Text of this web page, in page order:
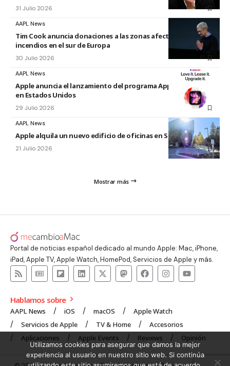
31 Julio 2026
AAPL News
Tim Cook anuncia donaciones a las zonas afectadas por los
incendios en el sur de Europa
30 Julio 2026
AAPL News
Apple anuncia el lanzamiento del programa Apple Upgrade
en Estados Unidos
29 Julio 2026
AAPL News
Apple alquila un nuevo edificio de oficinas en Sunnyvale
21 Julio 2026
Mostrar más
Portal de noticias español dedicado al mundo Apple: Mac, iPhone,
iPad, Apple TV, Apple Watch, HomePod, Servicios de Apple y más.
Hablamos sobre
AAPL News iOS macOS
Apple Watch
Servicios de Apple
TV & Home
Accesorios
Aplicaciones
Apple Events Reviews Opinión
Utilizamos cookies para asegurar que damos la mejor
experiencia al usuario en nuestro sitio web. Si continúa